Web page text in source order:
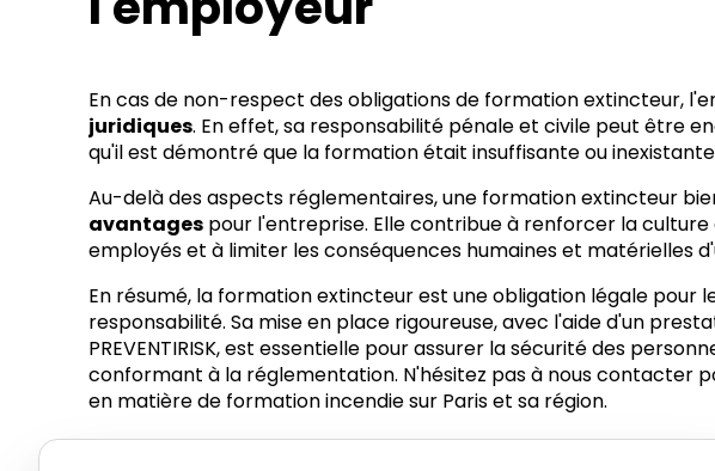
En cas de non-respect des obligations de formation extincteur,
juridiques. En effet, sa responsabilité pénale et civile peut être
qu'il est démontré que la formation était insuffisante ou
Au-delà des aspects réglementaires, une formation extincteur
avantages pour l'entreprise. Elle contribue à renforcer la
employés et à limiter les conséquences humaines et matérielles
En résumé, la formation extincteur est une obligation légale pour
responsabilité. Sa mise en place rigoureuse, avec l'aide d'un
PREVENTIRISK, est essentielle pour assurer la sécurité des
conformant à la réglementation. N'hésitez pas à nous contacter
en matière de formation incendie sur Paris et sa région.